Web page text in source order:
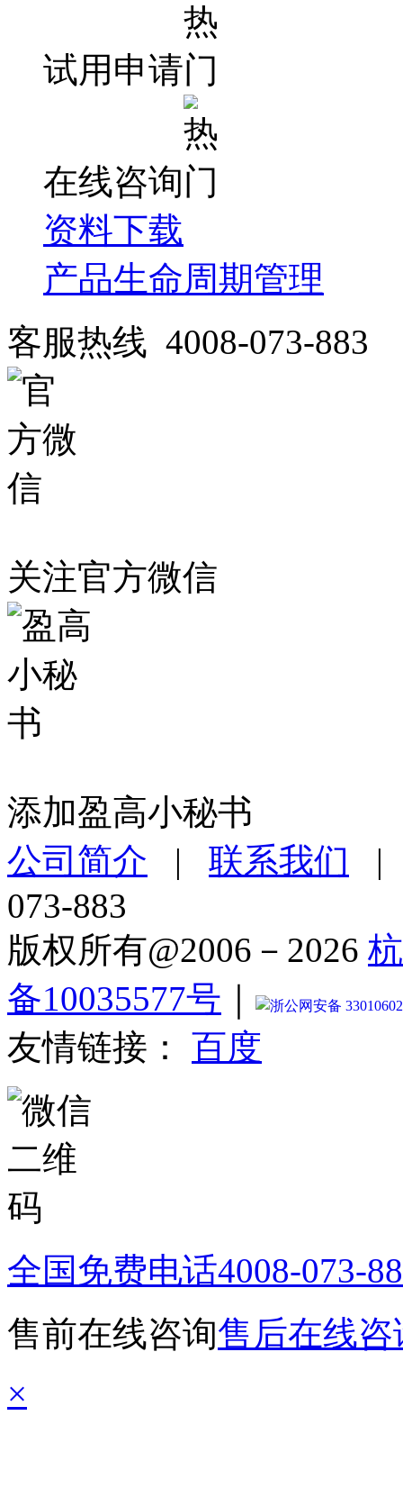
试用申请
在线咨询
资料下载
产品生命周期管理
客服热线 4008-073-883
关注官方微信
添加盈高小秘书
公司简介 | 联系我们
073-883
版权所有@2006－2026
备10035577号
浙公网安备
友情链接： 百度
全国免费电话4008-073-
售前在线咨询售后在线咨
×